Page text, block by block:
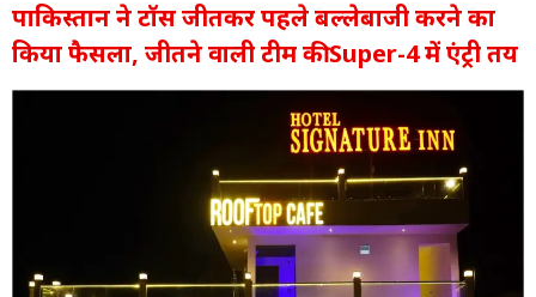
पाकिस्तान ने टॉस जीतकर पहले बल्लेबाजी करने का
किया फैसला, जीतने वाली टीम की Super-4 में एंट्री तय